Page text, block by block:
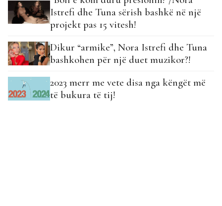
Istrefi dhe Tuna sërish bashkë në një
projekt pas 15 vitesh!
Dikur “armike”, Nora Istrefi dhe Tuna
bashkohen për një duet muzikor?!
2023 merr me vete disa nga këngët më
të bukura të tij!